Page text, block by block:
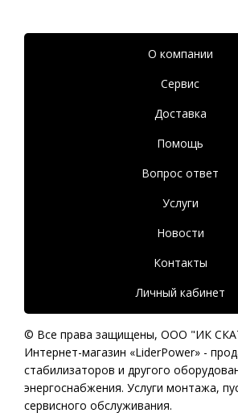
О компании
Сервис
Доставка
Помощь
Вопрос ответ
Услуги
Новости
Контакты
Личный кабинет
© Все права защищены, ООО "ИК
Интернет-магазин «LiderPower» -
стабилизаторов и другого
энергоснабжения. Услуги монтажа,
сервисного обслуживания.